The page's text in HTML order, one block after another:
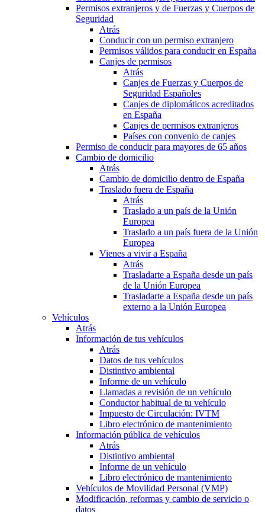
Permisos extranjeros y de Fuerzas y Cuerpos de
Seguridad
Atrás
Conducir con un permiso extranjero
Permisos válidos para conducir en España
Canjes de permisos
Atrás
Canjes de Fuerzas y Cuerpos de
Seguridad Españoles
Canjes de diplomáticos acreditados
en España
Canjes de permisos extranjeros
Países con convenio de canjes
Permiso de conducir para mayores de 65 años
Cambio de domicilio
Atrás
Cambio de domicilio dentro de España
Traslado fuera de España
Atrás
Traslado a un país de la Unión
Europea
Traslado a un país fuera de la Unión
Europea
Vienes a vivir a España
Atrás
Trasladarte a España desde un país
de la Unión Europea
Trasladarte a España desde un país
externo a la Unión Europea
Vehículos
Atrás
Información de tus vehículos
Atrás
Datos de tus vehículos
Distintivo ambiental
Informe de un vehículo
Llamadas a revisión de un vehículo
Conductor habitual de tu vehículo
Impuesto de Circulación: IVTM
Libro electrónico de mantenimiento
Información pública de vehículos
Atrás
Distintivo ambiental
Informe de un vehículo
Libro electrónico de mantenimiento
Vehículos de Movilidad Personal (VMP)
Modificación, reformas y cambio de servicio o
datos